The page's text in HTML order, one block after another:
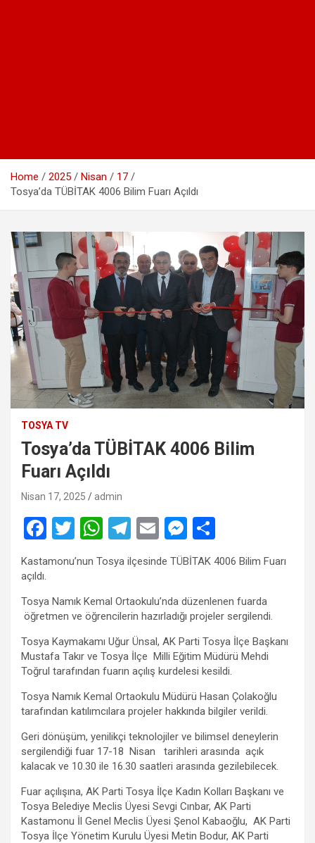
Home 2025 Nisan
17
Tosya’da TÜBİTAK 4006 Bilim Fuarı Açıldı
TOSYA TV
Tosya’da TÜBİTAK 4006 Bilim
Fuarı Açıldı
Nisan 17, 2025 admin
F
ce
b
o
o
k
T
wi
tt
er
W
at
s
A
p
p
T
e
gr
a
m
E
m
ail
M
es
se
n
g
er
h
ar
e
Kastamonu’nun Tosya ilçesinde TÜBİTAK 4006 Bilim Fuarı
açıldı.
Tosya Namık Kemal Ortaokulu’nda düzenlenen fuarda
öğretmen ve öğrencilerin hazırladığı projeler sergilendi.
Tosya Kaymakamı Uğur Ünsal, AK Parti Tosya İlçe Başkanı
Mustafa Takır ve Tosya İlçe Milli Eğitim Müdürü Mehdi
Toğrul tarafından fuarın açılış kurdelesi kesildi.
Tosya Namık Kemal Ortaokulu Müdürü Hasan Çolakoğlu
tarafından katılımcılara projeler hakkında bilgiler verildi.
Geri dönüşüm, yenilikçi teknolojiler ve bilimsel deneylerin
sergilendiği fuar 17-18 Nisan tarihleri arasında açık
kalacak ve 10.30 ile 16.30 saatleri arasında gezilebilecek.
Fuar açılışına, AK Parti Tosya İlçe Kadın Kolları Başkanı ve
Tosya Belediye Meclis Üyesi Sevgi Cınbar, AK Parti
Kastamonu İl Genel Meclis Üyesi Şenol Kabaoğlu, AK Parti
Tosya İlçe Yönetim Kurulu Üyesi Metin Bodur, AK Parti